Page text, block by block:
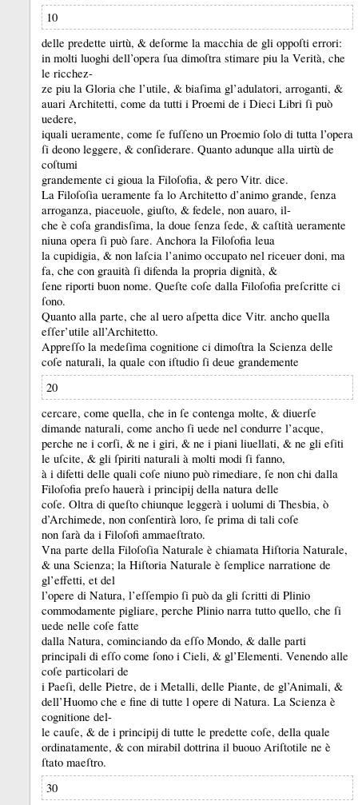
10
delle predette uirtù, & deſorme la macchia de gli oppoſti errori:
in molti luoghi dell’opera ſua dimoſtra stimare piu la Verità, che
le ricchez-
ze piu la Gloria che l’utile, & biaſima gl’adulatori, arroganti, &
auari Architetti, come da tutti i Proemi de i Dieci Libri ſi può
uedere,
iquali ueramente, come ſe fuſſeno un Proemio ſolo di tutta l’opera
ſi deono leggere, & conſiderare. Quanto adunque alla uirtù de
coſtumi
grandemente ci gioua la Filoſofia, & pero Vitr. dice.
La Filoſoſia ueramente fa lo Architetto d’animo grande, ſenza
arroganza, piaceuole, giuſto, & fedele, non auaro, il-
che è coſa grandisſima, la doue ſenza ſede, & caſtità ueramente
niuna opera ſi può ſare. Anchora la Filoſofia leua
la cupidigia, & non laſcia l’animo occupato nel riceuer doni, ma
fa, che con grauità ſi difenda la propria dignità, &
ſene riporti buon nome. Queſte coſe dalla Filoſofia preſcritte ci
ſono.
Quanto alla parte, che al uero aſpetta dice Vitr. ancho quella
eſſer’utile all’Architetto.
Appreſſo la medeſima cognitione ci dimoſtra la Scienza delle
coſe naturali, la quale con iſtudio ſi deue grandemente
20
cercare, come quella, che in ſe contenga molte, & diuerſe
dimande naturali, come ancho ſi uede nel condurre l’acque,
perche ne i corſi, & ne i giri, & ne i piani liuellati, & ne gli eſiti
le uſcite, & gli ſpiriti naturali à molti modi ſi fanno,
à i difetti delle quali coſe niuno può rimediare, ſe non chi dalla
Filoſofia preſo hauerà i principĳ della natura delle
coſe. Oltra di queſto chiunque leggerà i uolumi di Thesbia, ò
d’Archimede, non conſentirà loro, ſe prima di tali coſe
non ſarà da i Filoſofi ammaeſtrato.
Vna parte della Filoſoſia Naturale è chiamata Hiſtoria Naturale,
& una Scienza; la Hiſtoria Naturale è ſemplice narratione de
gl’effetti, et del
l’opere di Natura, l’eſſempio ſi può da gli ſcritti di Plinio
commodamente pigliare, perche Plinio narra tutto quello, che ſi
uede nelle coſe fatte
dalla Natura, cominciando da eſſo Mondo, & dalle parti
principali di eſſo come ſono i Cieli, & gl’Elementi. Venendo alle
coſe particolari de
i Paeſi, delle Pietre, de i Metalli, delle Piante, de gl’Animali, &
dell’Huomo che e fine di tutte l opere di Natura. La Scienza è
cognitione del-
le cauſe, & de i principĳ di tutte le predette coſe, della quale
ordinatamente, & con mirabil dottrina il buouo Ariſtotile ne è
ſtato maeſtro.
30